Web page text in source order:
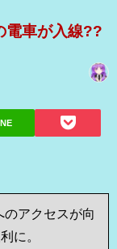
電車が入線??
アクセスが向
に。